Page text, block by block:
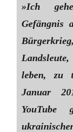
»Ich
Gefängnis
leben, zu
Januar
YouTube